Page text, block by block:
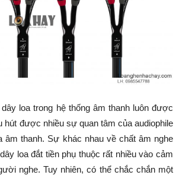
loa trong hệ thống âm thanh luôn được
hút được nhiều sự quan tâm của audiophile
âm thanh. Sự khác nhau về chất âm nghe
loa đắt tiền phụ thuộc rất nhiều vào cảm
nghe. Tuy nhiên, có thể chắc chắn một